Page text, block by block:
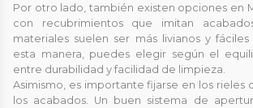
Por otro lado, también existen opciones en
con recubrimientos que imitan
materiales suelen ser más livianos y
esta manera, puedes elegir según el
entre durabilidad y facilidad de limpieza.
Asimismo, es importante fijarse en los rieles
los acabados. Un buen sistema de